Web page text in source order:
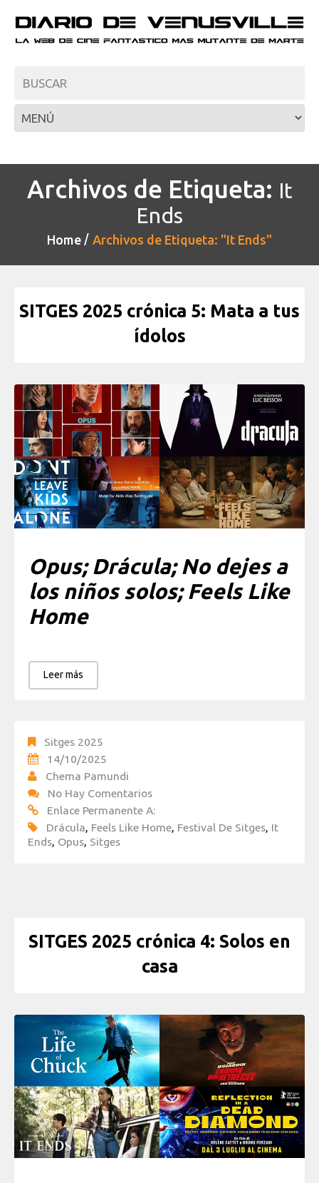
Archivos de Etiqueta: It
Ends
Home Archivos de Etiqueta: "It Ends"
SITGES 2025 crónica 5: Mata a tus
ídolos
Opus; Drácula; No dejes a
los niños solos; Feels Like
Home
Leer más
Sitges 2025
14/10/2025
Chema Pamundi
No Hay Comentarios
Enlace Permanente A:
Drácula, Feels Like Home, Festival De Sitges, It
Ends, Opus, Sitges
SITGES 2025 crónica 4: Solos en
casa